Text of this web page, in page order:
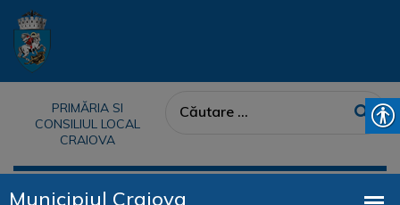
PRIMĂRIA SI
CONSILIUL LOCAL
CRAIOVA